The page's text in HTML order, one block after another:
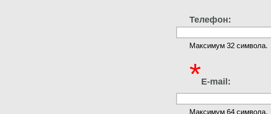
Телефон:
Максимум 32 символа.
*E-mail:
Максимум 64 символа.